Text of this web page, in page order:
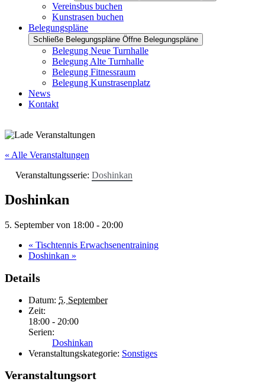
Vereinsbus buchen
Kunstrasen buchen
Belegungspläne
Schließe Belegungspläne Öffne Belegungspläne
Belegung Neue Turnhalle
Belegung Alte Turnhalle
Belegung Fitnessraum
Belegung Kunstrasenplatz
News
Kontakt
« Alle Veranstaltungen
Veranstaltungsserie: Doshinkan
Doshinkan
5. September von 18:00 - 20:00
« Tischtennis Erwachsenentraining
Doshinkan »
Details
Datum: 5. September
Zeit:
18:00 - 20:00
Serien:
Doshinkan
Veranstaltungskategorie: Sonstiges
Veranstaltungsort